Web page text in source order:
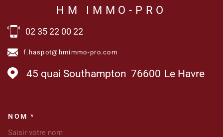
HM IMMO-PRO
02 35 22 00 22
f.haspot@hmimmo-pro.com
45 quai Southampton 76600 Le Havre
NOM *